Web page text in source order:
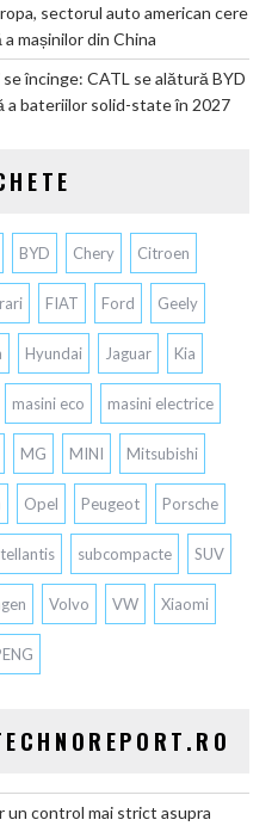
sectorul auto american cere
mașinilor din China
încinge: CATL se alătură BYD
a bateriilor solid-state în 2027
BYD Chery Citroen
FIAT Ford Geely
Hyundai Jaguar Kia
masini eco masini electrice
MG MINI Mitsubishi
Opel Peugeot Porsche
subcompacte SUV
Volvo VW Xiaomi
un control mai strict asupra